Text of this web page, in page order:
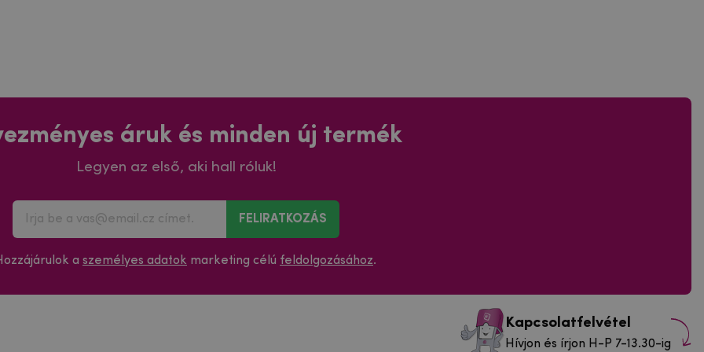
áruk és minden új termék
Legyen az első, aki hall róluk!
FELIRATKOZÁS
a személyes adatok marketing célú feldolgozásához.
Kapcsolatfelvétel
Hívjon és írjon H-P 7-13.30-ig